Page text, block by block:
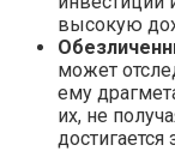
высокую
может
ему
их, не
достигается